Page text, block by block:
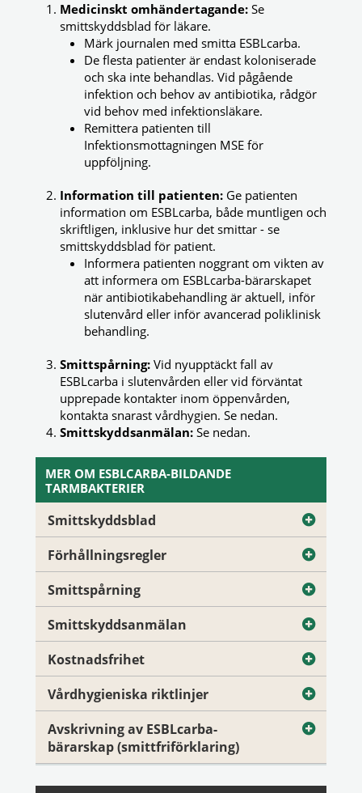
Medicinskt omhändertagande: Se
smittskyddsblad för läkare.
Märk journalen med smitta ESBLcarba.
De flesta patienter är endast koloniserade
och ska inte behandlas. Vid pågående
infektion och behov av antibiotika, rådgör
vid behov med infektionsläkare.
Remittera patienten till
Infektionsmottagningen MSE för
uppföljning.
Information till patienten: Ge patienten
information om ESBLcarba, både muntligen och
skriftligen, inklusive hur det smittar - se
smittskyddsblad för patient.
Informera patienten noggrant om vikten av
att informera om ESBLcarba-bärarskapet
när antibiotikabehandling är aktuell, inför
slutenvård eller inför avancerad poliklinisk
behandling.
Smittspårning: Vid nyupptäckt fall av
ESBLcarba i slutenvården eller vid förväntat
upprepade kontakter inom öppenvården,
kontakta snarast vårdhygien. Se nedan.
Smittskyddsanmälan: Se nedan.
MER OM ESBLCARBA-BILDANDE
TARMBAKTERIER
Smittskyddsblad
Förhållningsregler
Smittspårning
Smittskyddsanmälan
Kostnadsfrihet
Vårdhygieniska riktlinjer
Avskrivning av ESBLcarba-
bärarskap (smittfriförklaring)